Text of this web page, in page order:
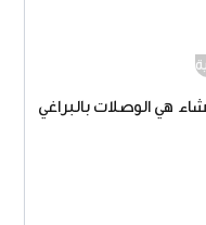
هي الوصلات بالبراغي